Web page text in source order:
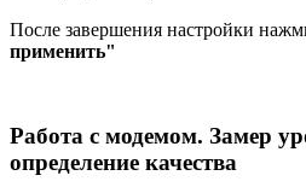
После завершения настройки
применить"
Работа с модемом. Замер
определение качества